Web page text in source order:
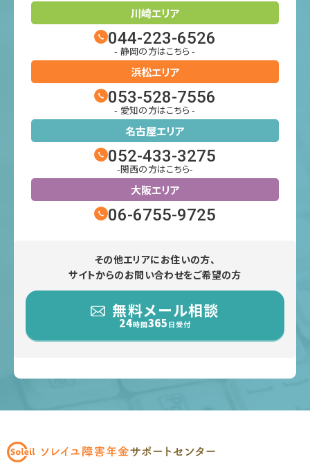
川崎エリア
044-223-6526
- 静岡の方はこちら -
浜松エリア
053-528-7556
- 愛知の方はこちら -
名古屋エリア
052-433-3275
-関西の方はこちら-
大阪エリア
06-6755-9725
その他エリアにお住いの方、
サイトからのお問い合わせをご希望の方
無料メール相談
24時間365 日受付